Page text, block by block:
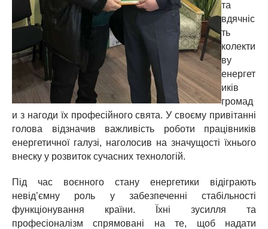
та
вдячніс
ть
колекти
ву
енергет
иків
громад
и з нагоди їх професійного свята. У своєму привітанні
голова відзначив важливість роботи працівників
енергетичної галузі, наголосив на значущості їхнього
внеску у розвиток сучасних технологій.
Під час воєнного стану енергетики відіграють
невід’ємну роль у забезпеченні стабільності
функціонування країни. Їхні зусилля та
професіоналізм спрямовані на те, щоб надати